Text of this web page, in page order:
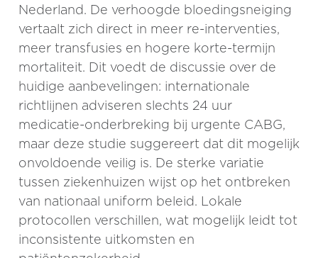
Nederland. De verhoogde bloedingsneiging
vertaalt zich direct in meer re-interventies,
meer transfusies en hogere korte-termijn
mortaliteit. Dit voedt de discussie over de
huidige aanbevelingen: internationale
richtlijnen adviseren slechts 24 uur
medicatie-onderbreking bij urgente CABG,
maar deze studie suggereert dat dit mogelijk
onvoldoende veilig is. De sterke variatie
tussen ziekenhuizen wijst op het ontbreken
van nationaal uniform beleid. Lokale
protocollen verschillen, wat mogelijk leidt tot
inconsistente uitkomsten en